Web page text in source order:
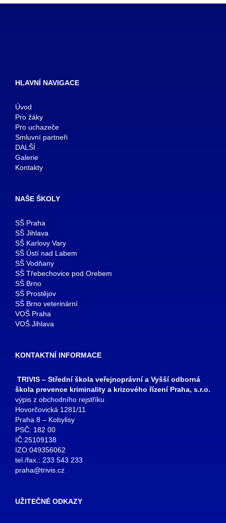
HLAVNÍ NAVIGACE
Úvod
Pro žáky
Pro uchazeče
Smluvní partneři
DALŠÍ
Galerie
Kontakty
NAŠE ŠKOLY
SŠ Praha
SŠ Jihlava
SŠ Karlovy Vary
SŠ Ústí nad Labem
SŠ Vodňany
SŠ Třebechovice pod Orebem
SŠ Brno
SŠ Prostějov
SŠ Brno veterinární
VOŠ Praha
VOŠ Jihlava
KONTAKTNÍ INFORMACE
TRIVIS – Střední škola veřejnoprávní a Vyšší odborná
škola prevence kriminality a krizového řízení Praha, s.r.o.
výpis z obchodního rejstříku
Hovorčovická 1281/11
Praha 8 – Kobylisy
PSČ: 182 00
IČ:25109138
IZO:049356062
tel./fax.: 233 543 233
praha@trivis.cz
UŽITEČNÉ ODKAZY